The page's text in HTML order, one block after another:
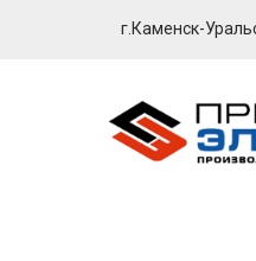
г.Каменск-